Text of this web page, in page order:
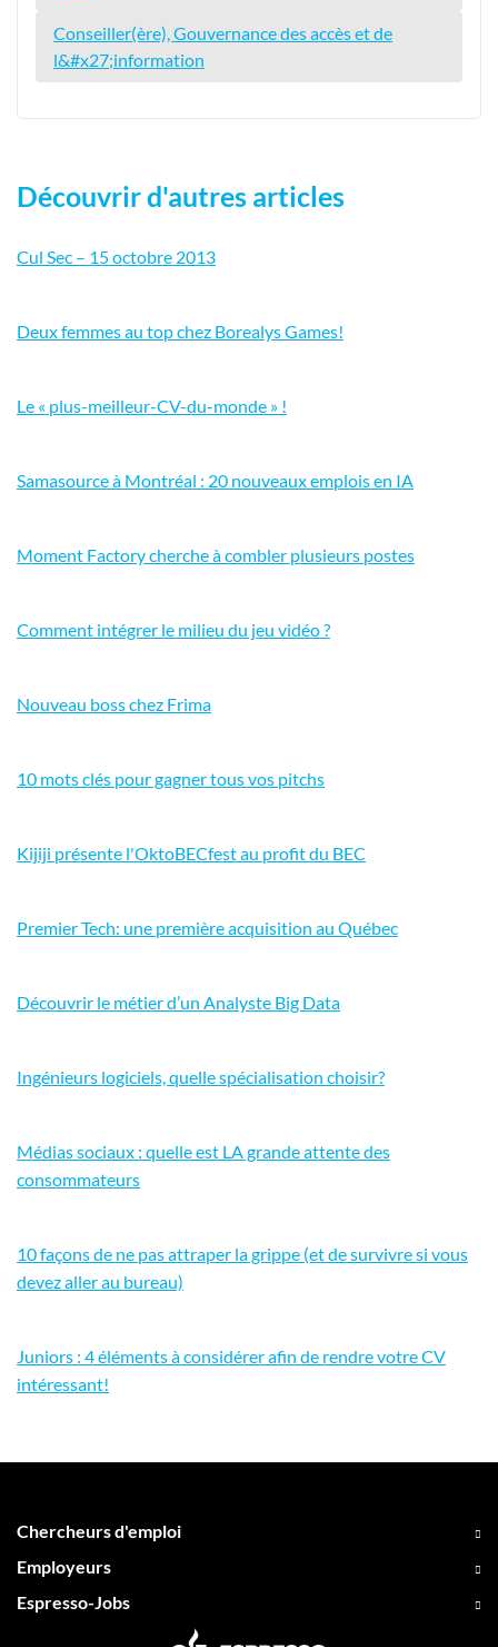
Conseiller(ère), Gouvernance des accès et de
l&#x27;information
Découvrir d'autres articles
Cul Sec – 15 octobre 2013
Deux femmes au top chez Borealys Games!
Le « plus-meilleur-CV-du-monde » !
Samasource à Montréal : 20 nouveaux emplois en IA
Moment Factory cherche à combler plusieurs postes
Comment intégrer le milieu du jeu vidéo ?
Nouveau boss chez Frima
10 mots clés pour gagner tous vos pitchs
Kijiji présente l'OktoBECfest au profit du BEC
Premier Tech: une première acquisition au Québec
Découvrir le métier d’un Analyste Big Data
Ingénieurs logiciels, quelle spécialisation choisir?
Médias sociaux : quelle est LA grande attente des
consommateurs
10 façons de ne pas attraper la grippe (et de survivre si vous
devez aller au bureau)
Juniors : 4 éléments à considérer afin de rendre votre CV
intéressant!
Chercheurs d'emploi
Employeurs
Espresso-Jobs